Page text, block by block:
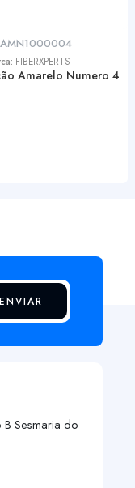
FIBERXPERTS
Amarelo Numero 4
ENVIAR
Sesmaria do